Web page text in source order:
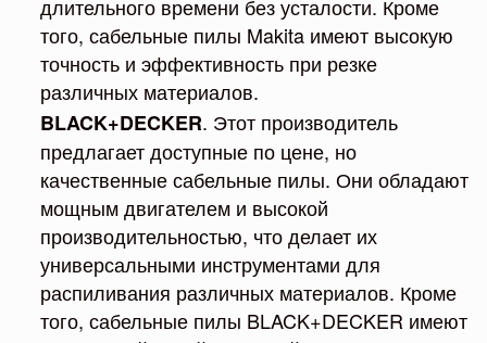
длительного времени без усталости. Кроме
того, сабельные пилы Makita имеют высокую
точность и эффективность при резке
различных материалов.
BLACK+DECKER. Этот производитель
предлагает доступные по цене, но
качественные сабельные пилы. Они обладают
мощным двигателем и высокой
производительностью, что делает их
универсальными инструментами для
распиливания различных материалов. Кроме
того, сабельные пилы BLACK+DECKER имеют